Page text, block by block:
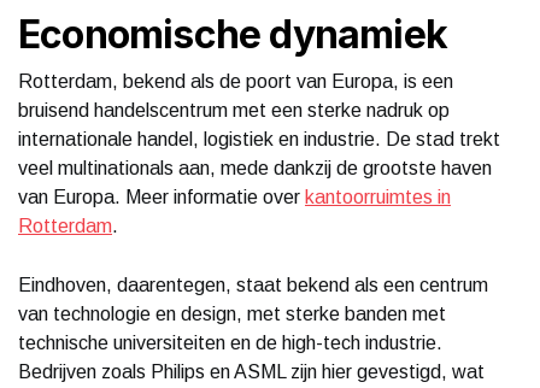
Economische dynamiek
Rotterdam, bekend als de poort van Europa, is een
bruisend handelscentrum met een sterke nadruk op
internationale handel, logistiek en industrie. De stad trekt
veel multinationals aan, mede dankzij de grootste haven
van Europa. Meer informatie over kantoorruimtes in
Rotterdam.
Eindhoven, daarentegen, staat bekend als een centrum
van technologie en design, met sterke banden met
technische universiteiten en de high-tech industrie.
Bedrijven zoals Philips en ASML zijn hier gevestigd, wat